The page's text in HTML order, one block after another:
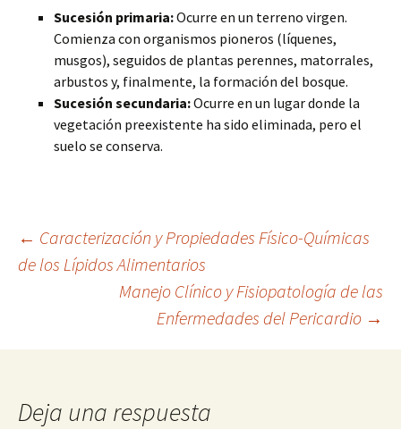
Sucesión primaria:Ocurre en un terreno virgen.
Comienza con organismos pioneros (líquenes,
musgos), seguidos de plantas perennes, matorrales,
arbustos y, finalmente, la formación del bosque.
Sucesión secundaria:Ocurre en un lugar donde la
vegetación preexistente ha sido eliminada, pero el
suelo se conserva.
Navegación
entradas
← Caracterización y Propiedades Físico-Químicas
de los Lípidos Alimentarios
Manejo Clínico y Fisiopatología de las
Enfermedades del Pericardio →
Deja una respuesta